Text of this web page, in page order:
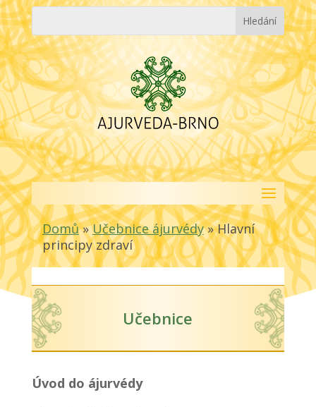
Domů»Učebnice ájurvédy»Hlavní
principy zdraví
Učebnice
Úvod do ájurvédy